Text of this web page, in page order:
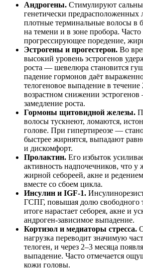
Андрогены. Стимулируют
генетически предрасположенных
плотные терминальные волосы в
на темени и в зоне пробора.
прогрессирующее поредение,
Эстрогены и прогестерон. Во
высокий уровень эстрогенов
роста — шевелюра становится
падение гормонов даёт
телогеновое выпадение в
возрастном снижении эстрогенов
замедление роста.
Гормоны щитовидной железы.
волосы тускнеют, ломаются,
голове. При гипертиреозе —
быстрее жирнятся, выпадают
и дискомфорт.
Пролактин. Его избыток
активность надпочечников, что у
жирной себореей, акне и
вместе со сбоем цикла.
Инсулин и IGF‑1.
ГСПГ, повышая долю свободного
итоге нарастает себорея, акне и
андроген‑зависимое выпадение.
Кортизол и медиаторы стресса.
нагрузка переводит значимую
телоген, и через 2–3 месяца
выпадение. Часто отмечается
кожи головы.